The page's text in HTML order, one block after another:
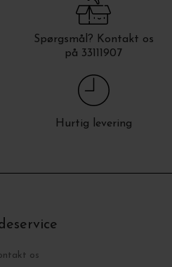
Spørgsmål? Kontakt os
på 33111907
Hurtig levering
os